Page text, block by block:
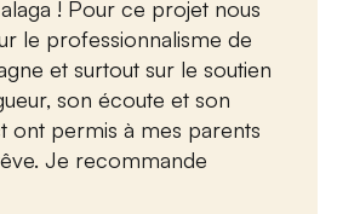
! Pour ce projet nous
le professionnalisme de
et surtout sur le soutien
son écoute et son
ont permis à mes parents
Je recommande